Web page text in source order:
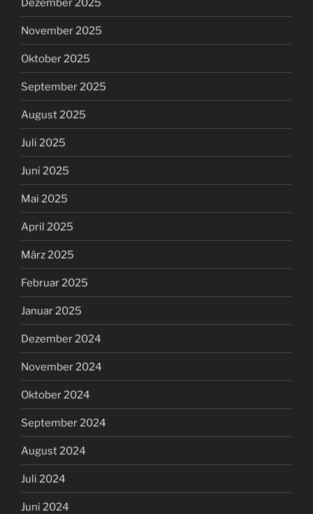
Dezember 2025
November 2025
Oktober 2025
September 2025
August 2025
Juli 2025
Juni 2025
Mai 2025
April 2025
März 2025
Februar 2025
Januar 2025
Dezember 2024
November 2024
Oktober 2024
September 2024
August 2024
Juli 2024
Juni 2024